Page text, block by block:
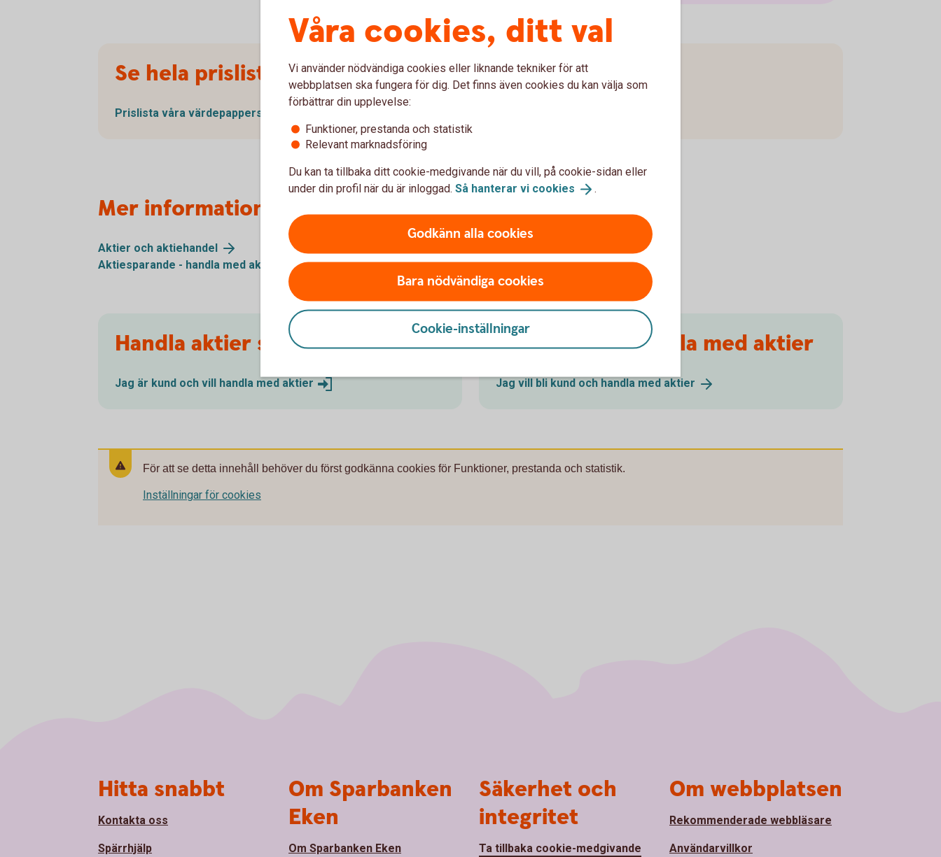
Se hela prislistan för värdepappershandel
Prislista våra värdepapperstjänster
Mer information
Aktier och aktiehandel
Aktiesparande - handla med aktier
Handla aktier som kund
Jag är kund och vill handla med aktier
Bli kund och handla med aktier
Jag vill bli kund och handla med aktier
För att se detta innehåll behöver du först godkänna cookies för Funktioner, prestanda och statistik.
Inställningar för cookies
Våra cookies, ditt val
Vi använder nödvändiga cookies eller liknande tekniker för att
webbplatsen ska fungera för dig. Det finns även cookies du kan välja som
förbättrar din upplevelse:
Funktioner, prestanda och statistik
Relevant marknadsföring
Du kan ta tillbaka ditt cookie-medgivande när du vill, på cookie-sidan eller
under din profil när du är inloggad. Så hanterar vi cookies .
Godkänn alla cookies
Bara nödvändiga cookies
Cookie-inställningar
Hitta snabbt
Kontakta oss
Spärrhjälp
Om Sparbanken
Eken
Om Sparbanken Eken
Säkerhet och
integritet
Ta tillbaka cookie-medgivande
Om webbplatsen
Rekommenderade webbläsare
Användarvillkor